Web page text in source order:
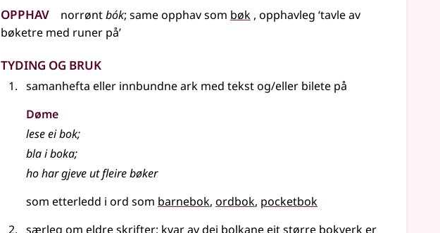
Opphav norrøntbók; same opphav som bøk , opphavleg ‘tavle av
bøketre med runer på’
Tyding og bruk
samanhefta eller innbundne ark med tekst og/eller bilete på
Døme
lese ei bok;
bla i boka;
ho har gjeve ut fleire bøker
som etterledd i ord som barnebok ordbok pocketbok
særleg om eldreskrifter: kvar av dei bolkane eit større bokverk er